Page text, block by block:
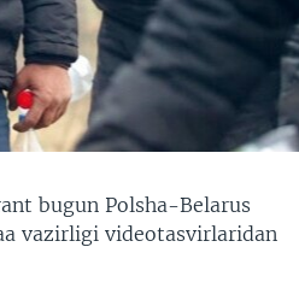
bugun Polsha-Belarus
vazirligi videotasvirlaridan